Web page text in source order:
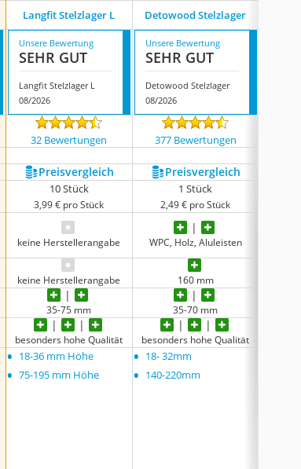
Langfit Stelzlager L Detowood Stelzlager
Unsere Bewertung
SEHR GUT
Langfit Stelzlager L
08/2026
Unsere Bewertung
SEHR GUT
Detowood Stelzlager
08/2026
32 Bewertungen 377 Bewertungen
Preis­vergleich Preis­vergleich
10 Stück
3,99 € pro Stück
1 Stück
2,49 € pro Stück
keine Herstellerangabe WPC, Holz, Aluleisten
keine Herstellerangabe 160 mm
35-75 mm 35-70 mm
besonders hohe Qualität besonders hohe Qualität
• 18-36 mm Höhe
• 75-195 mm Höhe
• 18- 32mm
• 140-220mm